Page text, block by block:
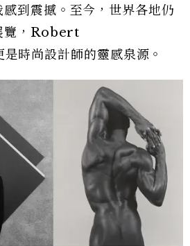
到震撼。至今，世界各地仍
覽，Robert
尚設計師的靈感泉源。